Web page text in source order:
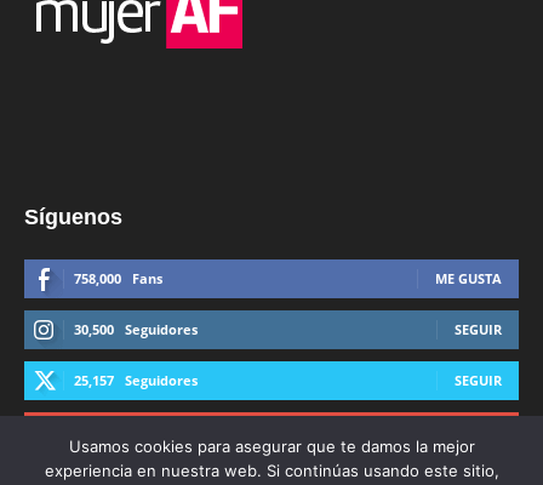
Síguenos
758,000 Fans ME GUSTA
30,500 Seguidores SEGUIR
25,157 Seguidores SEGUIR
Usamos cookies para asegurar que te damos la mejor
experiencia en nuestra web. Si continúas usando este sitio,